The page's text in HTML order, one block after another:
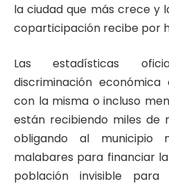
la ciudad que más crece y
coparticipación recibe por
Las estadísticas
discriminación económica
con la misma o incluso
están recibiendo miles de
obligando al municipio
malabares para financiar
población invisible